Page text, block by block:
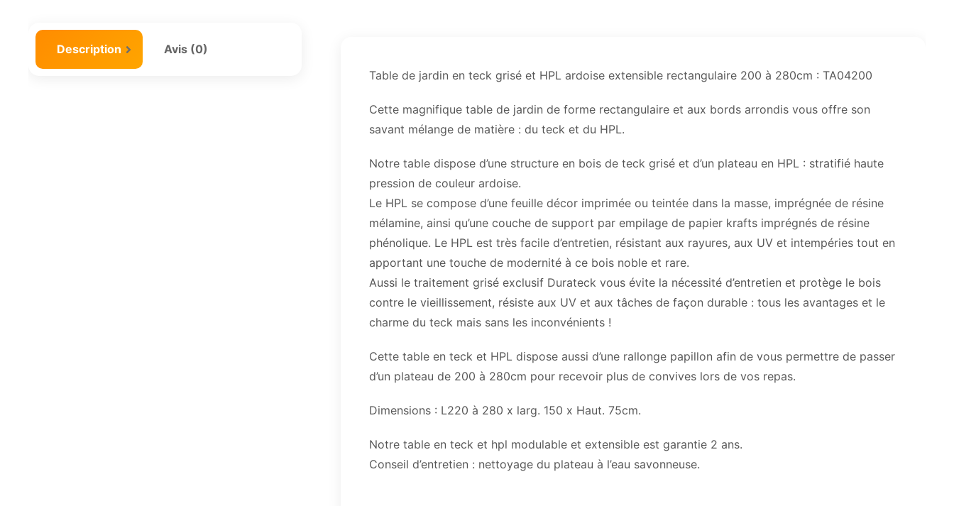
Description
Avis (0)
Table de jardin en teck grisé et HPL ardoise extensible rectangulaire 200 à 280cm : TA04200
Cette magnifique table de jardin de forme rectangulaire et aux bords arrondis vous offre son
savant mélange de matière : du teck et du HPL.
Notre table dispose d’une structure en bois de teck grisé et d’un plateau en HPL : stratifié haute
pression de couleur ardoise.
Le HPL se compose d’une feuille décor imprimée ou teintée dans la masse, imprégnée de résine
mélamine, ainsi qu’une couche de support par empilage de papier krafts imprégnés de résine
phénolique. Le HPL est très facile d’entretien, résistant aux rayures, aux UV et intempéries tout en
apportant une touche de modernité à ce bois noble et rare.
Aussi le traitement grisé exclusif Durateck vous évite la nécessité d’entretien et protège le bois
contre le vieillissement, résiste aux UV et aux tâches de façon durable : tous les avantages et le
charme du teck mais sans les inconvénients !
Cette table en teck et HPL dispose aussi d’une rallonge papillon afin de vous permettre de passer
d’un plateau de 200 à 280cm pour recevoir plus de convives lors de vos repas.
Dimensions : L220 à 280 x larg. 150 x Haut. 75cm.
Notre table en teck et hpl modulable et extensible est garantie 2 ans.
Conseil d’entretien : nettoyage du plateau à l’eau savonneuse.